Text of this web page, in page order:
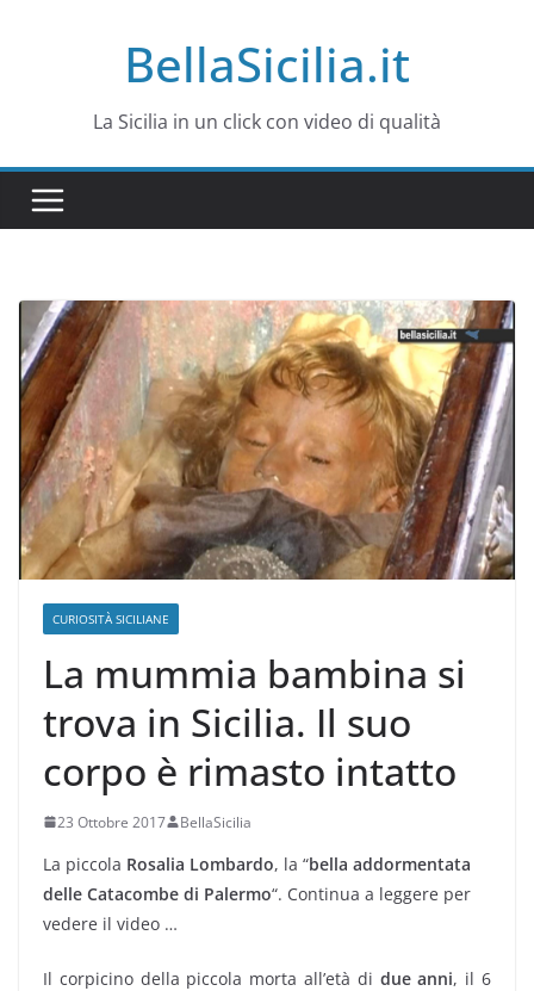
BellaSicilia.it
La Sicilia in un click con video di qualità
CURIOSITÀ SICILIANE
La mummia bambina si
trova in Sicilia. Il suo
corpo è rimasto intatto
23 Ottobre 2017 BellaSicilia
La piccola Rosalia Lombardo, la “bella addormentata
delle Catacombe di Palermo“. Continua a leggere per
vedere il video …
Il corpicino della piccola morta all’età di due anni, il 6